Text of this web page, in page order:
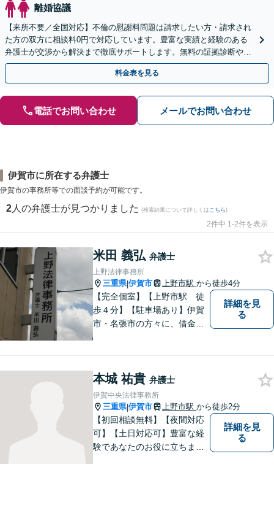
離婚協議
【来所不要／全国対応】不倫の慰謝料問題は請求したい方・請求され
た方の双方に相談料0円で対応しています。豊富な実績と経験のある
弁護士が交渉から解決まで徹底サポートします。無料の証拠診断や着
手金の返還保証もありますので安心してご相談ください。
料金表を見る
電話でお問い合わせ メールでお問い合わせ
伊賀市に所在する弁護士
伊賀市の事務所等での面談予約が可能です。
2 人の弁護士が見つかりました (検索結果について詳しくは こちら)
2件中 1-2件を表示
米田 義弘 弁護士
上野法律事務所
三重県|伊賀市 上野市駅 から徒歩4分
【完全個室】【上野市駅 徒
歩４分】【駐車場あり】伊賀
市・名張市の方々に、借金、
せていただきますので、一人
で悩まずに、なんでもご相談
ください
詳細を見
る
本城 祐貴 弁護士
伊賀中央法律事務所
三重県|伊賀市 上野市駅 から徒歩2分
【初回相談無料】【夜間対応
可】【土日対応可】豊富な経
験であなたのお役に立ちま
詳細を見
る